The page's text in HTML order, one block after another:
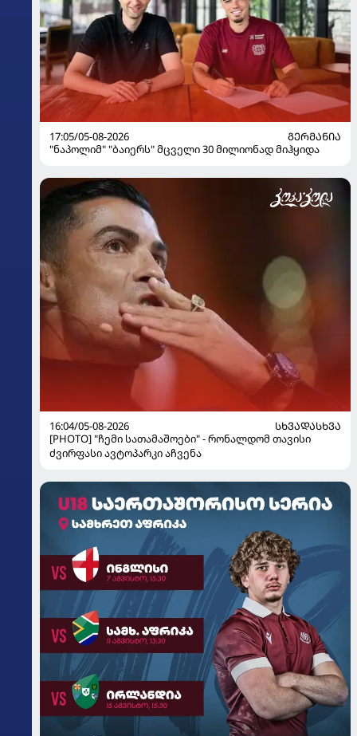
17:05/05-08-2026
ᲒᲔᲠᲛᲐᲜᲘᲐ
"ნაპოლიმ" "ბაიერს" მცველი 30 მილიონად მიჰყიდა
16:04/05-08-2026
ᲡᲮᲕᲐᲓᲐᲡᲮᲕᲐ
[PHOTO] "ჩემი სათამაშოები" - რონალდომ თავისი
ძვირფასი ავტოპარკი აჩვენა